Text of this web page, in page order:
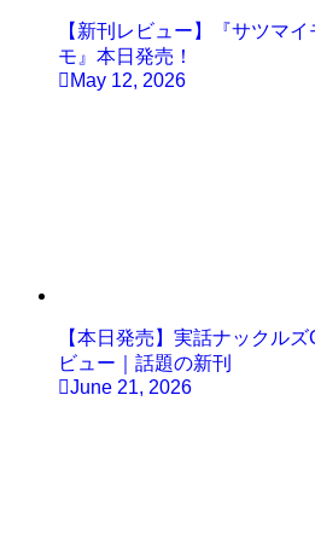
【新刊レビュー】『サツマ
モ』本日発売！
May 12, 2026
【本日発売】実話ナックル
ビュー｜話題の新刊
June 21, 2026